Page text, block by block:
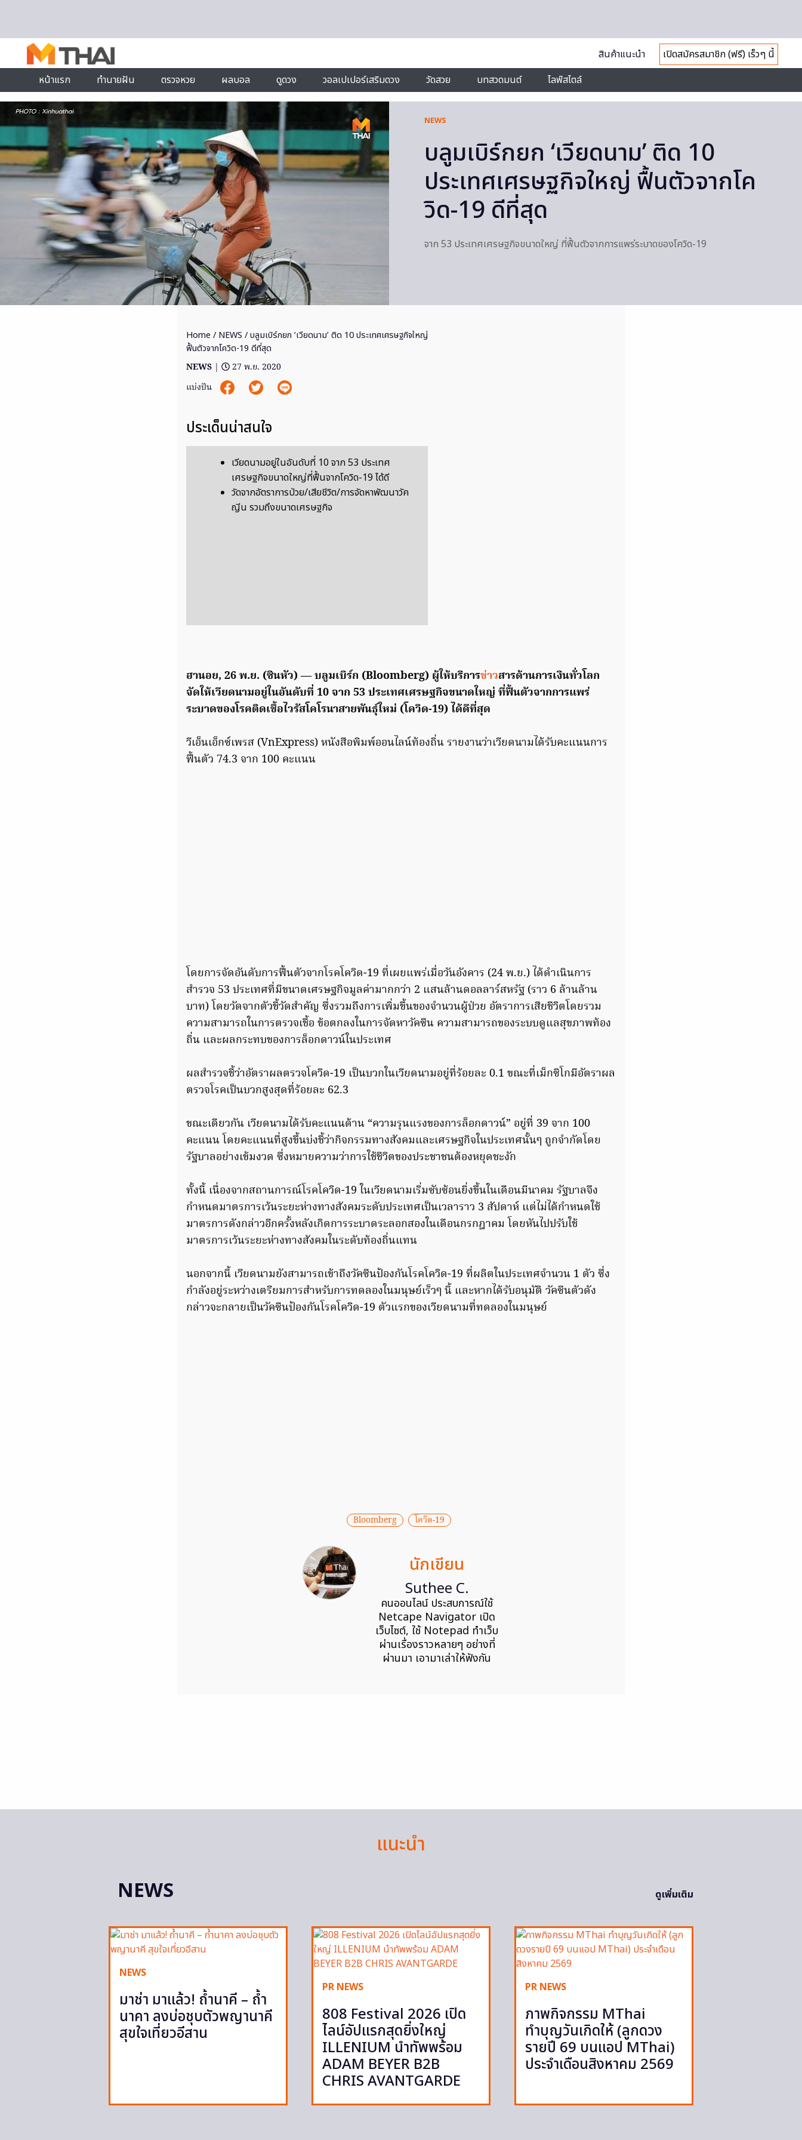
สินค้าแนะนำ
เปิดสมัครสมาชิก (ฟรี) เร็วๆ นี้
หน้าแรก
ทำนายฝัน ตรวจหวย ผลบอล ดูดวง วอลเปเปอร์เสริมดวง วัดสวย บทสวดมนต์ ไลฟ์สไตล์
NEWS
บลูมเบิร์กยก ‘เวียดนาม’ ติด 10
ประเทศเศรษฐกิจใหญ่ ฟื้นตัวจากโค
วิด-19 ดีที่สุด
จาก 53 ประเทศเศรษฐกิจขนาดใหญ่ ที่ฟื้นตัวจากการแพร่ระบาดของโควิด-19
Home / NEWS / บลูมเบิร์กยก ‘เวียดนาม’ ติด 10 ประเทศเศรษฐกิจใหญ่
ฟื้นตัวจากโควิด-19 ดีที่สุด
NEWS |
27 พ.ย. 2020
แบ่งปัน
ประเด็นน่าสนใจ
เวียดนามอยู่ในอันดับที่ 10 จาก 53 ประเทศ
เศรษฐกิจขนาดใหญ่ที่ฟื้นจากโควิด-19 ได้ดี
วัดจากอัตราการป่วย/เสียชีวิต/การจัดหาพัฒนาวัค
ญีน รวมถึงขนาดเศรษฐกิจ
ฮานอย, 26 พ.ย. (ซินหัว) — บลูมเบิร์ก (Bloomberg) ผู้ให้บริการข่าวสารด้านการเงินทั่วโลก
จัดให้เวียดนามอยู่ในอันดับที่ 10 จาก 53 ประเทศเศรษฐกิจขนาดใหญ่ ที่ฟื้นตัวจากการแพร่
ระบาดของโรคติดเชื้อไวรัสโคโรนาสายพันธุ์ใหม่ (โควิด-19) ได้ดีที่สุด
วีเอ็นเอ็กซ์เพรส (VnExpress) หนังสือพิมพ์ออนไลน์ท้องถิ่น รายงานว่าเวียดนามได้รับคะแนนการ
ฟื้นตัว 74.3 จาก 100 คะแนน
โดยการจัดอันดับการฟื้นตัวจากโรคโควิด-19 ที่เผยแพร่เมื่อวันอังคาร (24 พ.ย.) ได้ดำเนินการ
สำรวจ 53 ประเทศที่มีขนาดเศรษฐกิจมูลค่ามากกว่า 2 แสนล้านดอลลาร์สหรัฐ (ราว 6 ล้านล้าน
บาท) โดยวัดจากตัวชี้วัดสำคัญ ซึ่งรวมถึงการเพิ่มขึ้นของจำนวนผู้ป่วย อัตราการเสียชีวิตโดยรวม
ความสามารถในการตรวจเชื้อ ข้อตกลงในการจัดหาวัคซีน ความสามารถของระบบดูแลสุขภาพท้อง
ถิ่น และผลกระทบของการล็อกดาวน์ในประเทศ
ผลสำรวจชี้ว่าอัตราผลตรวจโควิด-19 เป็นบวกในเวียดนามอยู่ที่ร้อยละ 0.1 ขณะที่เม็กซิโกมีอัตราผล
ตรวจโรคเป็นบวกสูงสุดที่ร้อยละ 62.3
ขณะเดียวกัน เวียดนามได้รับคะแนนด้าน “ความรุนแรงของการล็อกดาวน์” อยู่ที่ 39 จาก 100
คะแนน โดยคะแนนที่สูงขึ้นบ่งชี้ว่ากิจกรรมทางสังคมและเศรษฐกิจในประเทศนั้นๆ ถูกจำกัดโดย
รัฐบาลอย่างเข้มงวด ซึ่งหมายความว่าการใช้ชีวิตของประชาชนต้องหยุดชะงัก
ทั้งนี้ เนื่องจากสถานการณ์โรคโควิด-19 ในเวียดนามเริ่มซับซ้อนยิ่งขึ้นในเดือนมีนาคม รัฐบาลจึง
กำหนดมาตรการเว้นระยะห่างทางสังคมระดับประเทศเป็นเวลาราว 3 สัปดาห์ แต่ไม่ได้กำหนดใช้
มาตรการดังกล่าวอีกครั้งหลังเกิดการระบาดระลอกสองในเดือนกรกฎาคม โดยหันไปปรับใช้
มาตรการเว้นระยะห่างทางสังคมในระดับท้องถิ่นแทน
นอกจากนี้ เวียดนามยังสามารถเข้าถึงวัคซีนป้องกันโรคโควิด-19 ที่ผลิตในประเทศจำนวน 1 ตัว ซึ่ง
กำลังอยู่ระหว่างเตรียมการสำหรับการทดลองในมนุษย์เร็วๆ นี้ และหากได้รับอนุมัติ วัคซีนตัวดัง
กล่าวจะกลายเป็นวัคซีนป้องกันโรคโควิด-19 ตัวแรกของเวียดนามที่ทดลองในมนุษย์
Bloomberg โควิด-19
นักเขียน
Suthee C.
คนออนไลน์ ประสบการณ์ใช้
Netcape Navigator เปิด
เว็บไซต์, ใช้ Notepad ทำเว็บ
ผ่านเรื่องราวหลายๆ อย่างที่
ผ่านมา เอามาเล่าให้ฟังกัน
แนะนำ
NEWS
ดูเพิ่มเติม
NEWS
มาช่า มาแล้ว! ถ้ำนาคี – ถ้ำ
นาคา ลงบ่อชุบตัวพญานาคี
สุขใจเที่ยวอีสาน
PR NEWS
808 Festival 2026 เปิด
ไลน์อัปแรกสุดยิ่งใหญ่
ILLENIUM นำทัพพร้อม
ADAM BEYER B2B
CHRIS AVANTGARDE
PR NEWS
ภาพกิจกรรม MThai
ทำบุญวันเกิดให้ (ลูกดวง
รายปี 69 บนแอป MThai)
ประจำเดือนสิงหาคม 2569